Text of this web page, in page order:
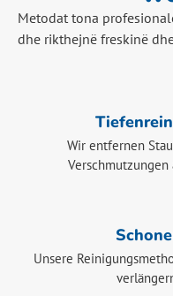
Metodat tona
dhe rikthejnë freskinë
Wir entfernen
Verschmutzungen
Unsere